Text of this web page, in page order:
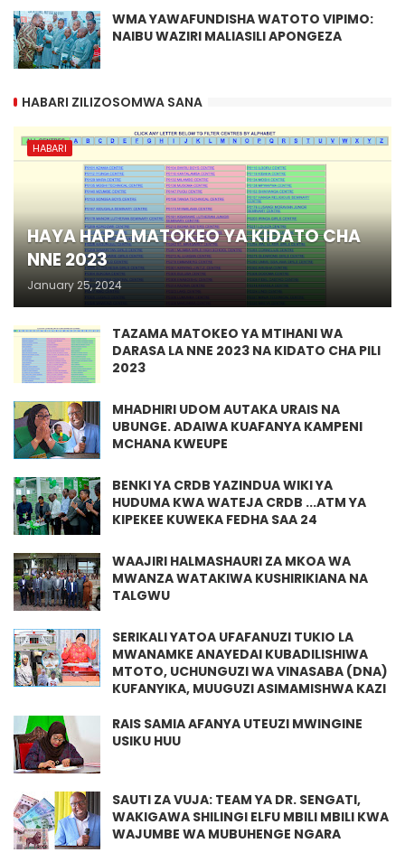
WMA YAWAFUNDISHA WATOTO VIPIMO:
NAIBU WAZIRI MALIASILI APONGEZA
HABARI ZILIZOSOMWA SANA
HABARI
HAYA HAPA MATOKEO YA KIDATO CHA
NNE 2023
January 25, 2024
TAZAMA MATOKEO YA MTIHANI WA
DARASA LA NNE 2023 NA KIDATO CHA PILI
2023
MHADHIRI UDOM AUTAKA URAIS NA
UBUNGE. ADAIWA KUAFANYA KAMPENI
MCHANA KWEUPE
BENKI YA CRDB YAZINDUA WIKI YA
HUDUMA KWA WATEJA CRDB ...ATM YA
KIPEKEE KUWEKA FEDHA SAA 24
WAAJIRI HALMASHAURI ZA MKOA WA
MWANZA WATAKIWA KUSHIRIKIANA NA
TALGWU
SERIKALI YATOA UFAFANUZI TUKIO LA
MWANAMKE ANAYEDAI KUBADILISHIWA
MTOTO, UCHUNGUZI WA VINASABA (DNA)
KUFANYIKA, MUUGUZI ASIMAMISHWA KAZI
RAIS SAMIA AFANYA UTEUZI MWINGINE
USIKU HUU
SAUTI ZA VUJA: TEAM YA DR. SENGATI,
WAKIGAWA SHILINGI ELFU MBILI MBILI KWA
WAJUMBE WA MUBUHENGE NGARA